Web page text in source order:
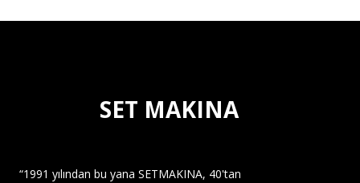
SET MAKINA
“1991 yılından bu yana SETMAKINA, 40'tan